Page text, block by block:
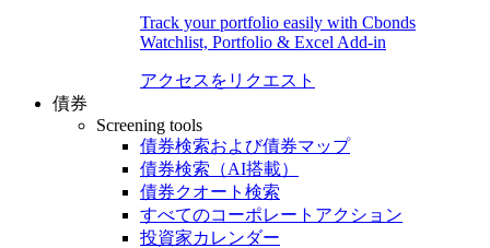
Track your portfolio easily with Cbonds
Watchlist, Portfolio & Excel Add-in
アクセスをリクエスト
債券
Screening tools
債券検索および債券マップ
債券検索（AI搭載）
債券クオート検索
すべてのコーポレートアクション
投資家カレンダー